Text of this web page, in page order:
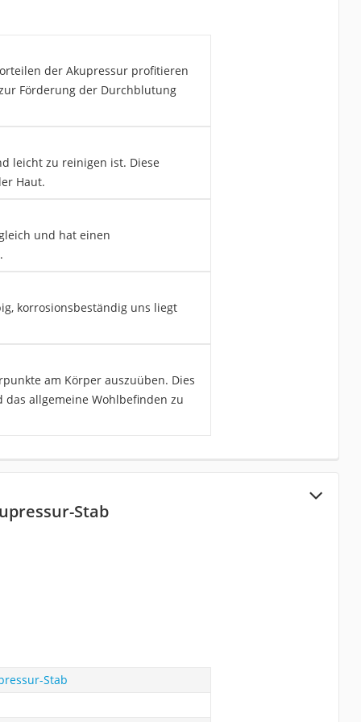
der Akupressur profitieren
Förderung der Durchblutung
leicht zu reinigen ist. Diese
Haut.
und hat einen
korrosionsbeständig uns liegt
am Körper auszuüben. Dies
allgemeine Wohlbefinden zu
Stab
Stab